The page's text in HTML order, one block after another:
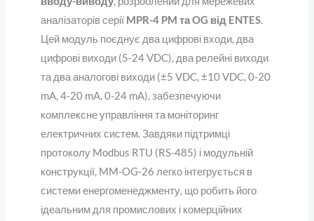
аналізаторів серії MPR-4 PM та OG від ENTES.
Цей модуль поєднує два цифрові входи, два
цифрові виходи (5-24 VDC), два релейні виходи
та два аналогові виходи (±5 VDC, ±10 VDC, 0-20
mA, 4-20 mA, 0-24 mA), забезпечуючи
комплексне управління та моніторинг
електричних систем. Завдяки підтримці
протоколу Modbus RTU (RS-485) і модульній
конструкції, MM-OG-26 легко інтегрується в
системи енергоменеджменту, що робить його
ідеальним для промислових і комерційних